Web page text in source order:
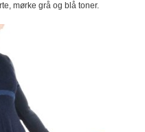
mørke grå og blå toner.